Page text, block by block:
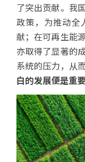
了突出贡献。我
政策，为推动全
献；在可再生能
亦取得了显著的
系统的压力，从
白的发展便是重